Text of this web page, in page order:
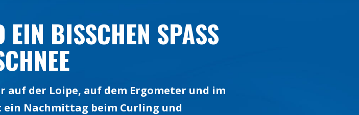
BISSCHEN SPASS I
auf der Loipe, auf dem Ergometer und im
Nachmittag beim Curling und